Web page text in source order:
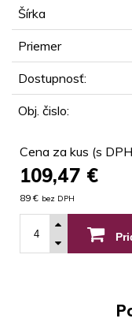
Šírka
Priemer
Dostupnosť:
Obj. čislo:
Cena za kus (s
109,47 €
89 € bez DPH